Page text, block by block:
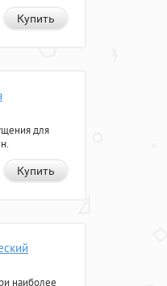
Купить
для
Купить
наиболее